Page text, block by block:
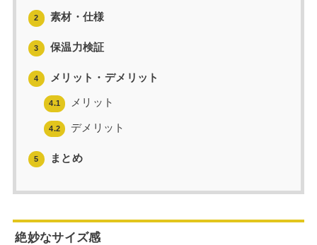
2 素材・仕様
3 保温力検証
4 メリット・デメリット
4.1 メリット
4.2 デメリット
5 まとめ
絶妙なサイズ感